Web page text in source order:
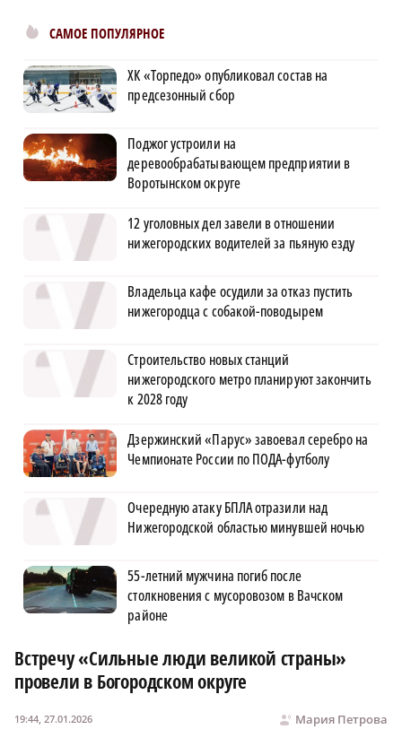
САМОЕ ПОПУЛЯРНОЕ
ХК «Торпедо» опубликовал состав на
предсезонный сбор
Поджог устроили на
деревообрабатывающем предприятии в
Воротынском округе
12 уголовных дел завели в отношении
нижегородских водителей за пьяную езду
Владельца кафе осудили за отказ пустить
нижегородца с собакой-поводырем
Строительство новых станций
нижегородского метро планируют закончить
к 2028 году
Дзержинский «Парус» завоевал серебро на
Чемпионате России по ПОДА-футболу
Очередную атаку БПЛА отразили над
Нижегородской областью минувшей ночью
55-летний мужчина погиб после
столкновения с мусоровозом в Вачском
районе
Встречу «Сильные люди великой страны»
провели в Богородском округе
Мария Петрова
19:44, 27.01.2026